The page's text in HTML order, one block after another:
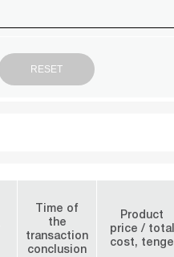
Time of
the
transaction
conclusion
Product
price / total
cost, tenge